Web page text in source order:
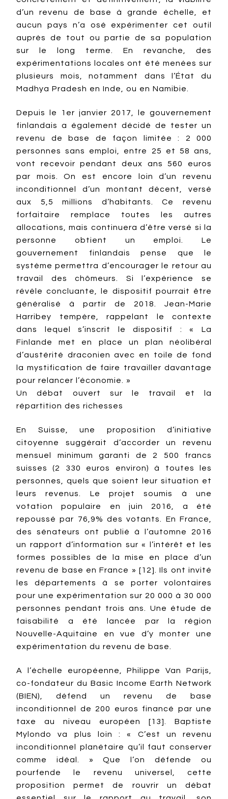
d’un revenu de base à grande échelle, et
aucun pays n’a osé expérimenter cet outil
auprès de tout ou partie de sa population
sur le long terme. En revanche, des
expérimentations locales ont été menées sur
plusieurs mois, notamment dans l’État du
Madhya Pradesh en Inde, ou en Namibie.
Depuis le 1er janvier 2017, le gouvernement
finlandais a également décidé de tester un
revenu de base de façon limitée : 2 000
personnes sans emploi, entre 25 et 58 ans,
vont recevoir pendant deux ans 560 euros
par mois. On est encore loin d’un revenu
inconditionnel d’un montant décent, versé
aux 5,5 millions d’habitants. Ce revenu
forfaitaire remplace toutes les autres
allocations, mais continuera d’être versé si la
personne obtient un emploi. Le
gouvernement finlandais pense que le
système permettra d’encourager le retour au
travail des chômeurs. Si l’expérience se
révèle concluante, le dispositif pourrait être
généralisé à partir de 2018. Jean-Marie
Harribey tempère, rappelant le contexte
dans lequel s’inscrit le dispositif : « La
Finlande met en place un plan néolibéral
d’austérité draconien avec en toile de fond
la mystification de faire travailler davantage
pour relancer l’économie. »
Un débat ouvert sur le travail et la
répartition des richesses
En Suisse, une proposition d’initiative
citoyenne suggérait d’accorder un revenu
mensuel minimum garanti de 2 500 francs
suisses (2 330 euros environ) à toutes les
personnes, quels que soient leur situation et
leurs revenus. Le projet soumis à une
votation populaire en juin 2016, a été
repoussé par 76,9% des votants. En France,
des sénateurs ont publié à l’automne 2016
un rapport d’information sur « l’intérêt et les
formes possibles de la mise en place d’un
revenu de base en France » [12]. Ils ont invité
les départements à se porter volontaires
pour une expérimentation sur 20 000 à 30 000
personnes pendant trois ans. Une étude de
faisabilité a été lancée par la région
Nouvelle-Aquitaine en vue d’y monter une
expérimentation du revenu de base.
A l’échelle européenne, Philippe Van Parijs,
co-fondateur du Basic Income Earth Network
(BIEN), défend un revenu de base
inconditionnel de 200 euros financé par une
taxe au niveau européen [13]. Baptiste
Mylondo va plus loin : « C’est un revenu
inconditionnel planétaire qu’il faut conserver
comme idéal. » Que l’on défende ou
pourfende le revenu universel, cette
proposition permet de rouvrir un débat